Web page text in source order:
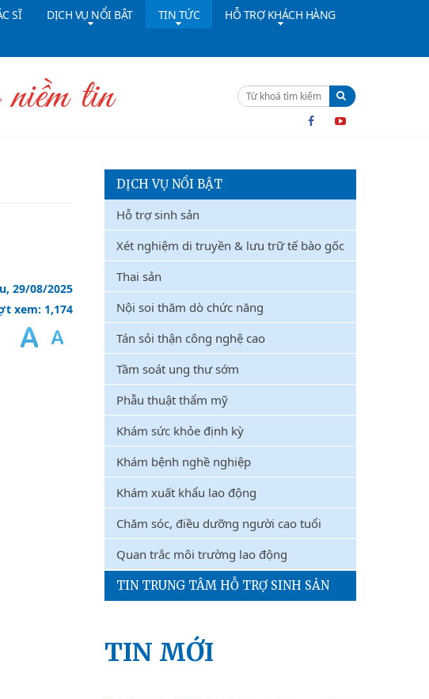
SĨ DỊCH VỤ NỔI BẬT TIN TỨC
HỖ TRỢ KHÁCH HÀNG
29/08/2025
xem: 1,174
DỊCH VỤ NỔI BẬT
Hỗ trợ sinh sản
Xét nghiệm di truyền & lưu trữ tế bào gốc
Thai sản
Nội soi thăm dò chức năng
Tán sỏi thận công nghệ cao
Tầm soát ung thư sớm
Phẫu thuật thẩm mỹ
Khám sức khỏe định kỳ
Khám bệnh nghề nghiệp
Khám xuất khẩu lao động
Chăm sóc, điều dưỡng người cao tuổi
Quan trắc môi trường lao động
TIN TRUNG TÂM HỖ TRỢ SINH SẢN
TIN MỚI